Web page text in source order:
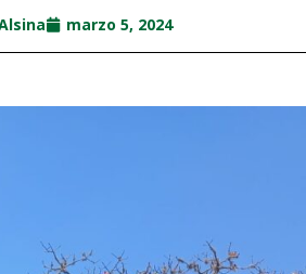
marzo 5, 2024